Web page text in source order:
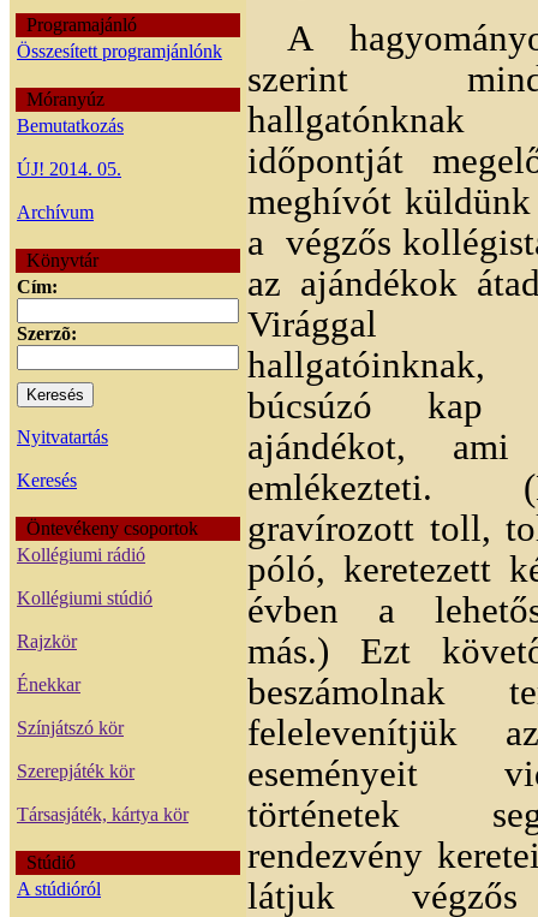
Programajánló
Összesített programjánlónk
Móranyúz
Bemutatkozás
ÚJ! 2014. 05.
Archívum
Könyvtár
Cím:
Szerzõ:
Nyitvatartás
Keresés
Öntevékeny csoportok
Kollégiumi rádió
Kollégiumi stúdió
Rajzkör
Énekkar
Színjátszó kör
Szerepjáték kör
Társasjáték, kártya kör
Stúdió
A stúdióról
A
szerint
időpontját
meghívót
a végzős
az ajándékok
Virággal
búcsúzó kap
ajándékot,
emlékezteti.
gravírozott toll,
póló, keretezett
évben a
más.) Ezt
beszámolnak
felelevenítjük
eseményeit
történetek
rendezvény
látjuk végzős